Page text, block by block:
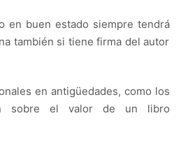
en buen estado siempre tendrá
también si tiene firma del autor
en antigüedades, como los
sobre el valor de un libro